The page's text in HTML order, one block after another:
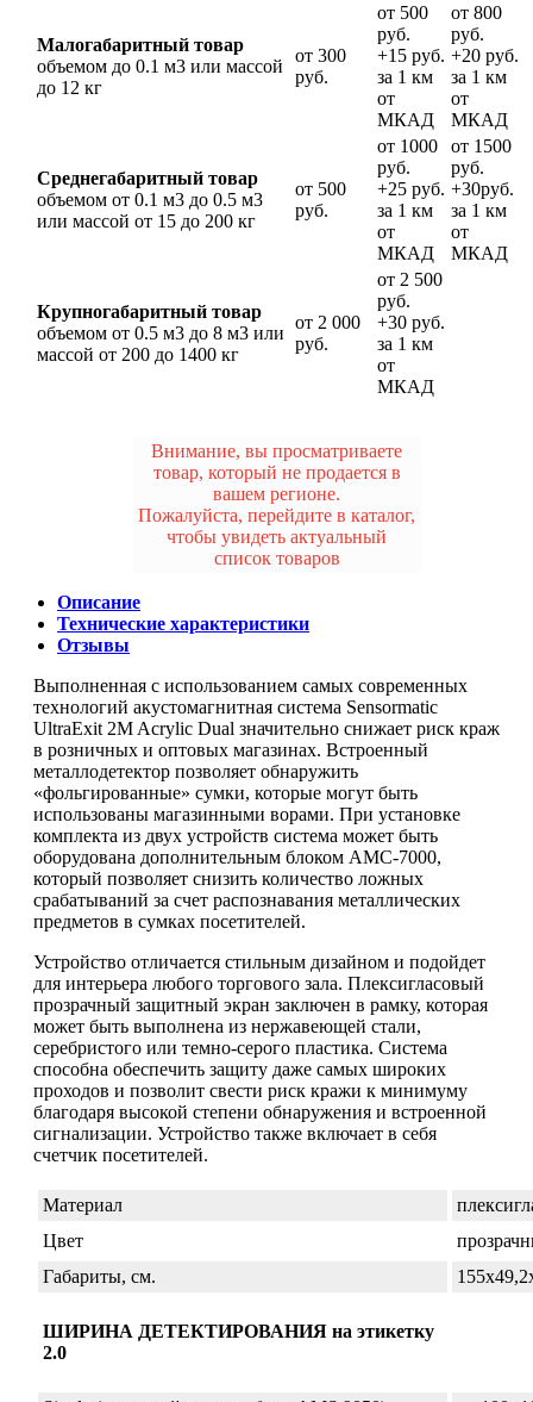
Малогабаритный товар
объемом до 0.1 м3 или массой
до 12 кг
от 300
руб.
от 500
руб.
+15 руб.
за 1 км
от
МКАД
от 800
руб.
+20 руб.
за 1 км
от
МКАД
Среднегабаритный товар
объемом от 0.1 м3 до 0.5 м3
или массой от 15 до 200 кг
от 500
руб.
от 1000
руб.
+25 руб.
за 1 км
от
МКАД
от 1500
руб.
+30руб.
за 1 км
от
МКАД
Крупногабаритный товар
объемом от 0.5 м3 до 8 м3 или
массой от 200 до 1400 кг
от 2 000
руб.
от 2 500
руб.
+30 руб.
за 1 км
от
МКАД
Внимание, вы просматриваете
товар, который не продается в
вашем регионе.
Пожалуйста, перейдите в каталог,
чтобы увидеть актуальный
список товаров
Описание
Технические характеристики
Отзывы
Выполненная с использованием самых современных
технологий акустомагнитная система Sensormatic
UltraExit 2M Acrylic Dual значительно снижает риск краж
в розничных и оптовых магазинах. Встроенный
металлодетектор позволяет обнаружить
«фольгированные» сумки, которые могут быть
использованы магазинными ворами. При установке
комплекта из двух устройств система может быть
оборудована дополнительным блоком AMC-7000,
который позволяет снизить количество ложных
срабатываний за счет распознавания металлических
предметов в сумках посетителей.
Устройство отличается стильным дизайном и подойдет
для интерьера любого торгового зала. Плексигласовый
прозрачный защитный экран заключен в рамку, которая
может быть выполнена из нержавеющей стали,
серебристого или темно-серого пластика. Система
способна обеспечить защиту даже самых широких
проходов и позволит свести риск кражи к минимуму
благодаря высокой степени обнаружения и встроенной
сигнализации. Устройство также включает в себя
счетчик посетителей.
Материал
Цвет
Габариты, см.
ШИРИНА ДЕТЕКТИРОВАНИЯ на этикетку
2.0